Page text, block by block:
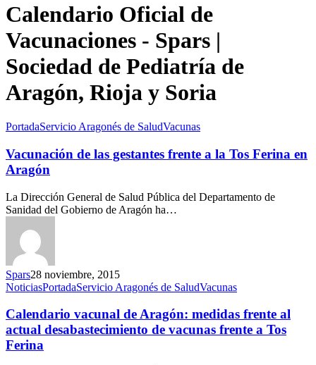
Calendario Oficial de
Vacunaciones - Spars |
Sociedad de Pediatría de
Aragón, Rioja y Soria
PortadaServicio Aragonés de SaludVacunas
Vacunación de las gestantes frente a la Tos Ferina en
Aragón
La Dirección General de Salud Pública del Departamento de
Sanidad del Gobierno de Aragón ha…
Spars28 noviembre, 2015
NoticiasPortadaServicio Aragonés de SaludVacunas
Calendario vacunal de Aragón: medidas frente al
actual desabastecimiento de vacunas frente a Tos
Ferina